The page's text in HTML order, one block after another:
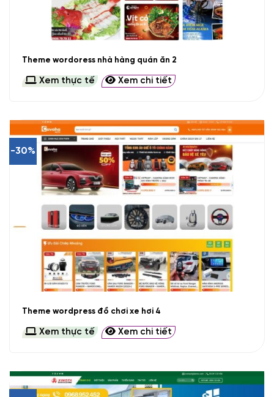
Theme wordoress nhà hàng quán ăn 2
Xem thực tế Xem chi tiết
-30%
Theme wordpress đồ chơi xe hơi 4
Xem thực tế Xem chi tiết